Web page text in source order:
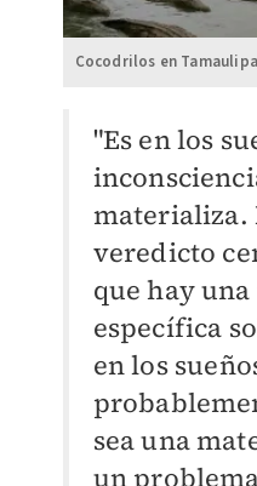
Cocodrilos en
"Es en los
materializa.
veredicto
que hay
específica
en los
sea una
un